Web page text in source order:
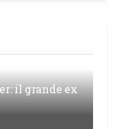
il grande ex